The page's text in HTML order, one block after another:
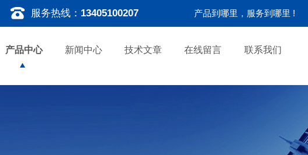
服务热线： 13405100207 产品到哪里，服务到哪里 !
产品中心 新闻中心 技术文章 在线留言 联系我们